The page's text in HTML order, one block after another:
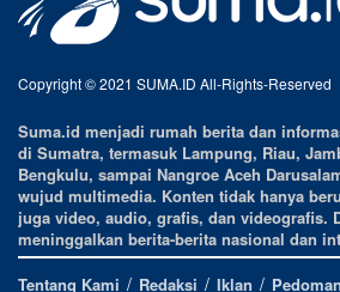
Copyright © 2021 SUMA.ID All-Rights-Reserved
Suma.id menjadi rumah berita dan
di Sumatra, termasuk Lampung, Riau,
Bengkulu, sampai Nangroe Aceh
wujud multimedia. Konten tidak hanya
juga video, audio, grafis, dan videografis.
meninggalkan berita-berita nasional dan
Tentang Kami
Redaksi Iklan